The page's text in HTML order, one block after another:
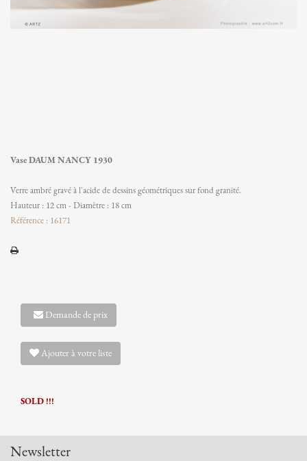
Vase DAUM NANCY 1930
Verre ambré gravé à l'acide de dessins géométriques sur fond granité.
Hauteur : 12 cm - Diamètre : 18 cm
Référence : 16171
Demande de prix
Ajouter à votre liste
SOLD !!!
Newsletter